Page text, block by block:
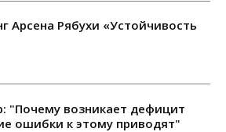
Арсена Рябухи «Устойчивость
"Почему возникает дефицит
ошибки к этому приводят"